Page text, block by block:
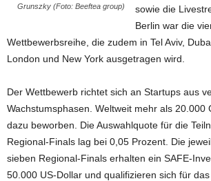
Grunszky (Foto: Beeftea group)
sowie die
Berlin war die
Wettbewerbsreihe, die zudem in Tel Aviv,
London und New York ausgetragen wird.
Der Wettbewerb richtet sich an Startups aus
Wachstumsphasen. Weltweit mehr als 20.000
dazu beworben. Die Auswahlquote für die
Regional-Finals lag bei 0,05 Prozent. Die
sieben Regional-Finals erhalten ein SAFE-
50.000 US-Dollar und qualifizieren sich für